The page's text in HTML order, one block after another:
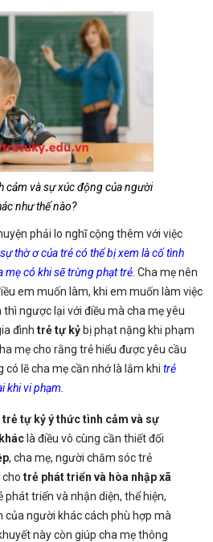
cảm và sự xúc động của người
như thế nào?
phải lo nghĩ cộng thêm với việc
sự thờ ơ của trẻ có thể bị xem là cố tình
mẹ có khi sẽ trừng phạt trẻ . Cha mẹ nên
em muốn làm, khi em muốn làm việc
ngược lại với điều mà cha mẹ yêu
đình trẻ tự kỷ bị phạt nặng khi phạm
mẹ cho rằng trẻ hiểu được yêu cầu
lẽ cha mẹ cần nhớ là lắm khi trẻ
khi vi phạm.
trẻ tự kỷ ý thức tình cảm và sự
là điều vô cùng cần thiết đối
, cha mẹ, người chăm sóc trẻ
trẻ phát triển và hòa nhập xã
phát triển và nhận diện, thể hiện,
của người khác cách phù hợp mà
này còn giúp cha mẹ thông